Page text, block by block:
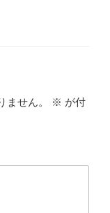
せん。 ※ が付